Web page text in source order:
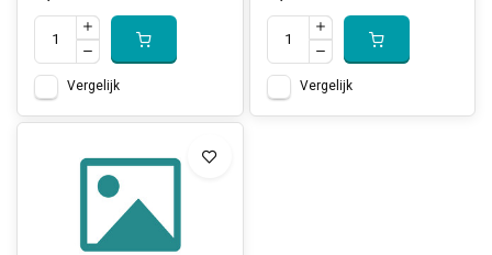
Vergelijk Vergelijk